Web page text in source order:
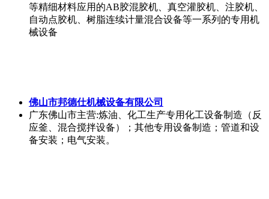
等精细材料应用的AB胶混胶机、真空灌胶机、注胶机、
自动点胶机、树脂连续计量混合设备等一系列的专用机
械设备
佛山市邦德仕机械设备有限公司
广东佛山市主营:炼油、化工生产专用化工设备制造（反
应釜、混合搅拌设备）；其他专用设备制造；管道和设
备安装；电气安装。